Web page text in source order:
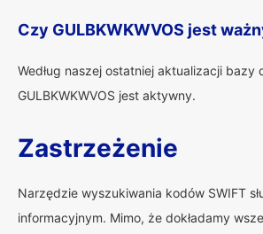
Czy GULBKWKWVOS jest
Według naszej ostatniej aktualizacji bazy
GULBKWKWVOS jest aktywny.
Zastrzeżenie
Narzędzie wyszukiwania kodów SWIFT
informacyjnym. Mimo, że dokładamy